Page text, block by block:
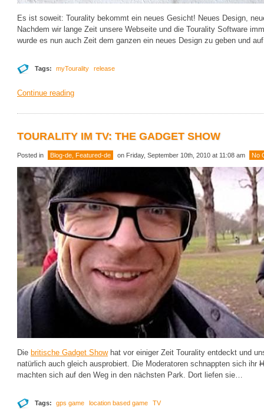
Es ist soweit: Tourality bekommt ein neues Gesicht! Neues Design,
Nachdem wir lange Zeit unsere Webseite und die Tourality Software
wurde es nun auch Zeit dem ganzen ein neues Design zu geben und
Tags: myTourality release
Continue reading
TOURALITY IM TV: THE GADGET SHOW
Posted in Blog-de Featured-de on Friday, September 10th, 2010 at 11:08 am No
Die britische Gadget Showhat vor einiger Zeit Tourality entdeckt und
natürlich auch gleich ausprobiert. Die Moderatoren schnappten sich ihr
machten sich auf den Weg in den nächsten Park. Dort liefen sie…
Tags: gps game location based game TV